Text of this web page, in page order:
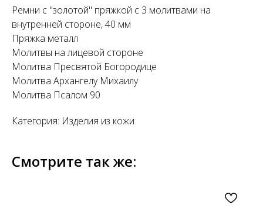
Ремни с "золотой" пряжкой с 3 молитвами на
внутренней стороне, 40 мм
Пряжка металл
Молитвы на лицевой стороне
Молитва Пресвятой Богородице
Молитва Архангелу Михаилу
Молитва Псалом 90
Категория: Изделия из кожи
Смотрите так же: